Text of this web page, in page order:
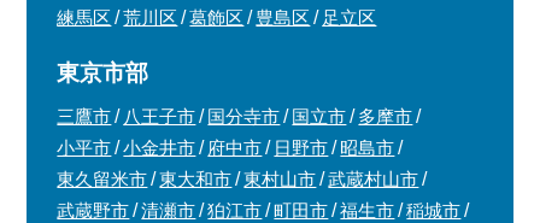
練馬区
荒川区 葛飾区 豊島区 足立区
東京市部
三鷹市 八王子市 国分寺市 国立市
多摩市
小平市
小金井市 府中市 日野市
昭島市
東久留米市
東大和市 東村山市
武蔵村山市
武蔵野市
清瀬市 狛江市 町田市 福生市
稲城市